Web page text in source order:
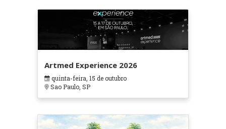
Artmed Experience 2026
quinta-feira, 15 de outubro
Sao Paulo, SP